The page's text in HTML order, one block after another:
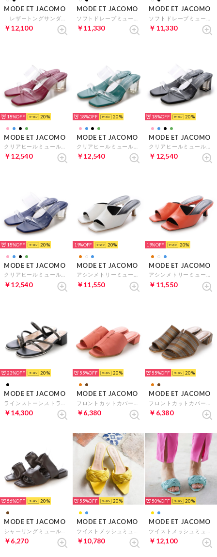
MODE ET JACOMO
￥12,100
MODE ET JACOMO
￥11,330
MODE ET JACOMO
￥11,330
18% 20
MODE ET JACOMO
￥12,540
18% 20
MODE ET JACOMO
￥12,540
18% 20
MODE ET JACOMO
￥12,540
18% 20
MODE ET JACOMO
￥12,540
19% 20
MODE ET JACOMO
￥11,550
19% 20
MODE ET JACOMO
￥11,550
23% 20
MODE ET JACOMO
￥14,300
55% 20
MODE ET JACOMO
￥6,380
55% 20
MODE ET JACOMO
￥6,380
56% 20
MODE ET JACOMO
￥6,270
55% 20
MODE ET JACOMO
￥10,780
50% 20
MODE ET JACOMO
￥12,100